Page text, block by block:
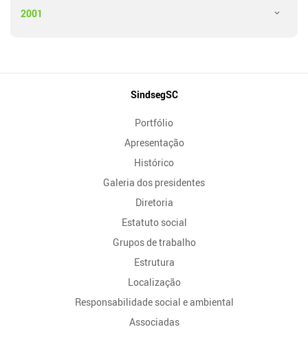
2001
SindsegSC
Portfólio
Apresentação
Histórico
Galeria dos presidentes
Diretoria
Estatuto social
Grupos de trabalho
Estrutura
Localização
Responsabilidade social e ambiental
Associadas